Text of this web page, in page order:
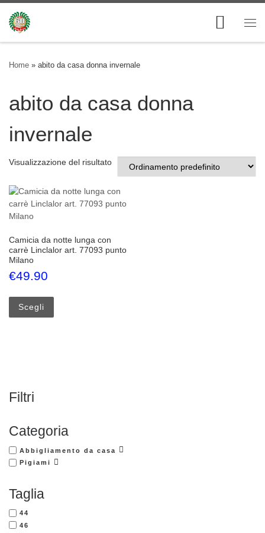
Skip to content
Home » abito da casa donna invernale
abito da casa donna
invernale
Visualizzazione del risultato
Camicia da notte lunga con
carrè Linclalor art. 77093 punto
Milano
€49.90
Scegli
Filtri
Categoria
Abbigliamento da casa
Pigiami
Taglia
44
46